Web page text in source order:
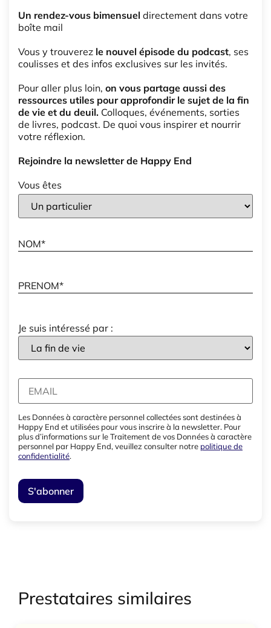
Un rendez-vous bimensuel directement dans votre
boîte mail
Vous y trouverez le nouvel épisode du podcast, ses
coulisses et des infos exclusives sur les invités.
Pour aller plus loin, on vous partage aussi des
ressources utiles pour approfondir le sujet de la fin
de vie et du deuil. Colloques, événements, sorties
de livres, podcast. De quoi vous inspirer et nourrir
votre réflexion.
Rejoindre la newsletter de Happy End
Vous êtes
Je suis intéressé par :
Les Données à caractère personnel collectées sont destinées à
Happy End et utilisées pour vous inscrire à la newsletter. Pour
plus d’informations sur le Traitement de vos Données à caractère
personnel par Happy End, veuillez consulter notre politique de
confidentialité.
Prestataires similaires